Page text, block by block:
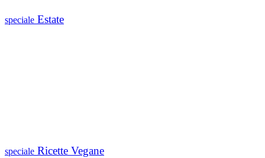
speciale Estate
speciale Ricette Vegane